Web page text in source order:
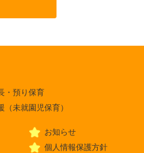
・預り保育
（未就園児保育）
お知らせ
個人情報保護方針